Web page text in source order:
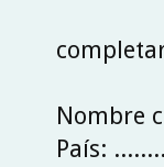
Nombre
País: